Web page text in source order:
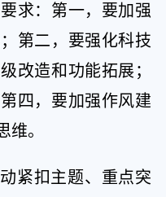
求：第一，要加强
第二，要强化科技
改造和功能拓展；
四，要加强作风建
维。
紧扣主题、重点突